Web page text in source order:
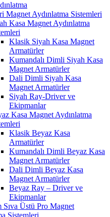
Magnet Aydınlatma Sistemleri
Kasa Magnet Aydınlatma
Klasik Siyah Kasa Magnet
Armatürler
Kumandalı Dimli Siyah Kasa
Magnet Armatürler
Dali Dimli Siyah Kasa
Magnet Armatürler
Siyah Ray-Driver ve
Ekipmanlar
Kasa Magnet Aydınlatma
Klasik Beyaz Kasa
Armatürler
Kumandalı Dimli Beyaz Kasa
Magnet Armatürler
Dali Dimli Beyaz Kasa
Magnet Armatürler
Beyaz Ray – Driver ve
Ekipmanlar
Üstü Pro Magnet
Sistemleri